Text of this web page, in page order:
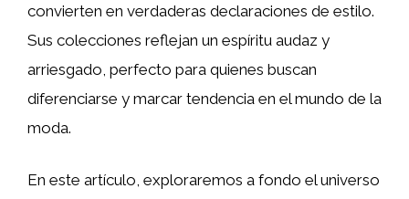
convierten en verdaderas declaraciones de estilo.
Sus colecciones reflejan un espíritu audaz y
arriesgado, perfecto para quienes buscan
diferenciarse y marcar tendencia en el mundo de la
moda.
En este artículo, exploraremos a fondo el universo